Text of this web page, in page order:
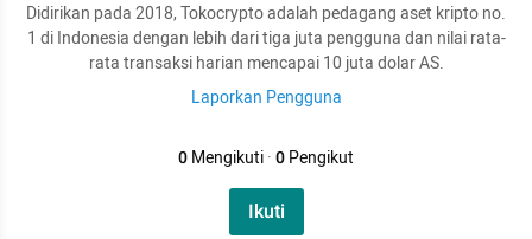
Didirikan pada 2018, Tokocrypto adalah pedagang aset kripto no.
1 di Indonesia dengan lebih dari tiga juta pengguna dan nilai rata-
rata transaksi harian mencapai 10 juta dolar AS.
Laporkan Pengguna
0Mengikuti·0Pengikut
Ikuti